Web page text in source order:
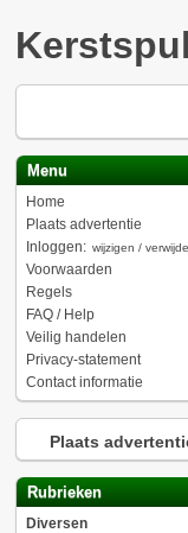
Menu
Home
Plaats advertentie
Inloggen: wijzigen /
Voorwaarden
Regels
FAQ / Help
Veilig handelen
Privacy-statement
Contact informatie
Plaats
Rubrieken
Diversen